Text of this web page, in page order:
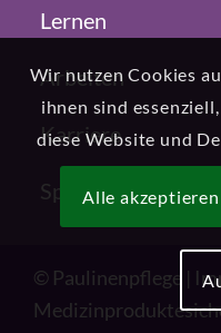
Lernen
Arbeiten
Karriere
Spenden
© Paulinenpflege |
Wir nutzen Cookies
ihnen sind
diese Website und
Alle akzeptieren